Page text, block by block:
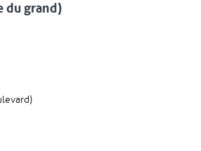
du grand)